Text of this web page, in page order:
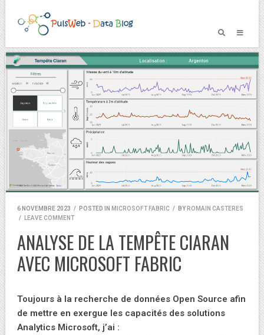
6 NOVEMBRE 2023 / POSTED IN MICROSOFT FABRIC / BY ROMAIN CASTERES
/
LEAVE COMMENT
ANALYSE DE LA TEMPÊTE CIARAN
AVEC MICROSOFT FABRIC
Toujours à la recherche de données Open Source afin
de mettre en exergue les capacités des solutions
Analytics Microsoft, j’ai :